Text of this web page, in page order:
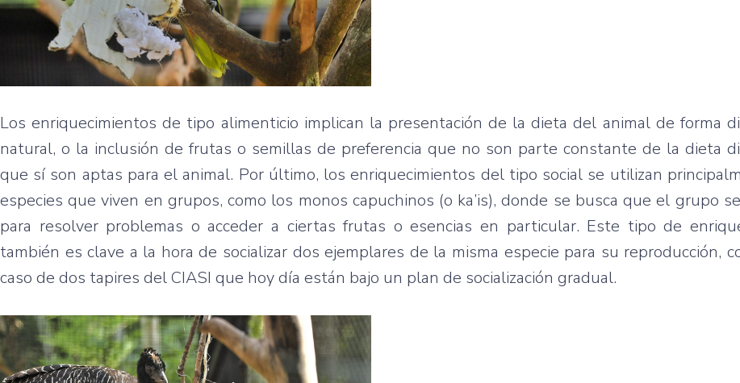
Los enriquecimientos de tipo alimenticio implican la presentación de la dieta del animal de forma
natural, o la inclusión de frutas o semillas de preferencia que no son parte constante de la dieta
que sí son aptas para el animal. Por último, los enriquecimientos del tipo social se utilizan
especies que viven en grupos, como los monos capuchinos (o ka’is), donde se busca que el grupo
para resolver problemas o acceder a ciertas frutas o esencias en particular. Este tipo de
también es clave a la hora de socializar dos ejemplares de la misma especie para su reproducción,
caso de dos tapires del CIASI que hoy día están bajo un plan de socialización gradual.